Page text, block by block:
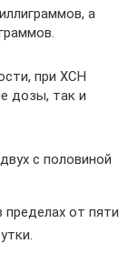
а
при ХСН
дозы, так и
с половиной
от пяти